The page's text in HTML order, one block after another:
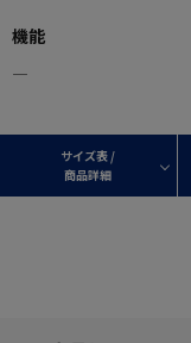
機能
―
サイズ表 /
商品詳細